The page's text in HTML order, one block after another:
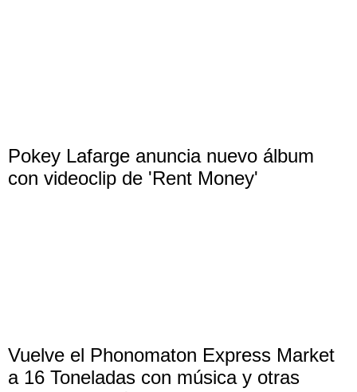
Pokey Lafarge anuncia nuevo álbum
con videoclip de 'Rent Money'
Vuelve el Phonomaton Express Market
a 16 Toneladas con música y otras